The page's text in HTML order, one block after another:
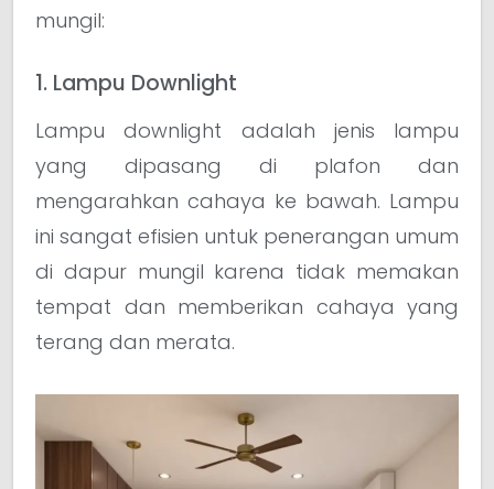
mungil:
1. Lampu Downlight
Lampu downlight adalah jenis lampu
yang dipasang di plafon dan
mengarahkan cahaya ke bawah. Lampu
ini sangat efisien untuk penerangan umum
di dapur mungil karena tidak memakan
tempat dan memberikan cahaya yang
terang dan merata.